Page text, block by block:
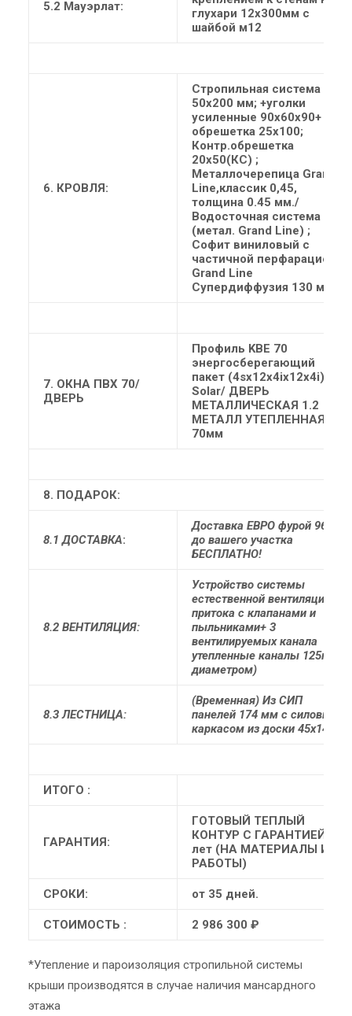
5.2 Мауэрлат:
глухари 12х300мм с
шайбой м12
6. КРОВЛЯ:
Стропильная система
50х200 мм; +уголки
усиленные 90х60х90+
обрешетка 25х100;
Контр.обрешетка
20х50(КС) ;
Металлочерепица Grand
Line,классик 0,45,
толщина 0.45 мм./
Водосточная система
(метал. Grand Line) ;
Софит виниловый с
частичной перфарацией.;
Grand Line
Супердиффузия 130 мм
7. ОКНА ПВХ 70/
ДВЕРЬ
Профиль KBE 70
энергосберегающий
пакет (4sх12х4iх12х4i)
Solar/ ДВЕРЬ
МЕТАЛЛИЧЕСКАЯ 1.2
МЕТАЛЛ УТЕПЛЕННАЯ
70мм
8. ПОДАРОК:
8.1 ДОСТАВКА:
Доставка ЕВРО фурой 96м3
до вашего участка
БЕСПЛАТНО!
8.2 ВЕНТИЛЯЦИЯ:
Устройство системы
естественной вентиляции (3
притока с клапанами и
пыльниками+ 3
вентилируемых канала
утепленные каналы 125мм
диаметром)
8.3 ЛЕСТНИЦА:
(Временная) Из СИП
панелей 174 мм с силовым
каркасом из доски 45х145
ИТОГО :
ГАРАНТИЯ:
ГОТОВЫЙ ТЕПЛЫЙ
КОНТУР С ГАРАНТИЕЙ 10
лет (НА МАТЕРИАЛЫ И
РАБОТЫ)
СРОКИ: от 35 дней.
СТОИМОСТЬ : 2 986 300 ₽
*Утепление и пароизоляция стропильной системы
крыши производятся в случае наличия мансардного
этажа